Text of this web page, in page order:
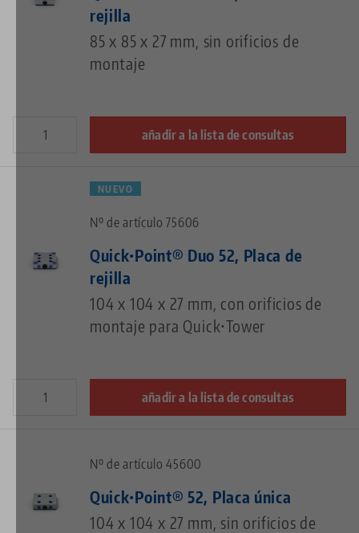
rejilla
85 x 85 x 27 mm, sin orificios de
montaje
añadir a la lista de consultas
NUEVO
Nº de artículo 75606
Quick•Point® Duo 52, Placa de
rejilla
104 x 104 x 27 mm, con orificios de
montaje para Quick•Tower
añadir a la lista de consultas
Nº de artículo 45600
Quick•Point® 52, Placa única
104 x 104 x 27 mm, sin orificios de